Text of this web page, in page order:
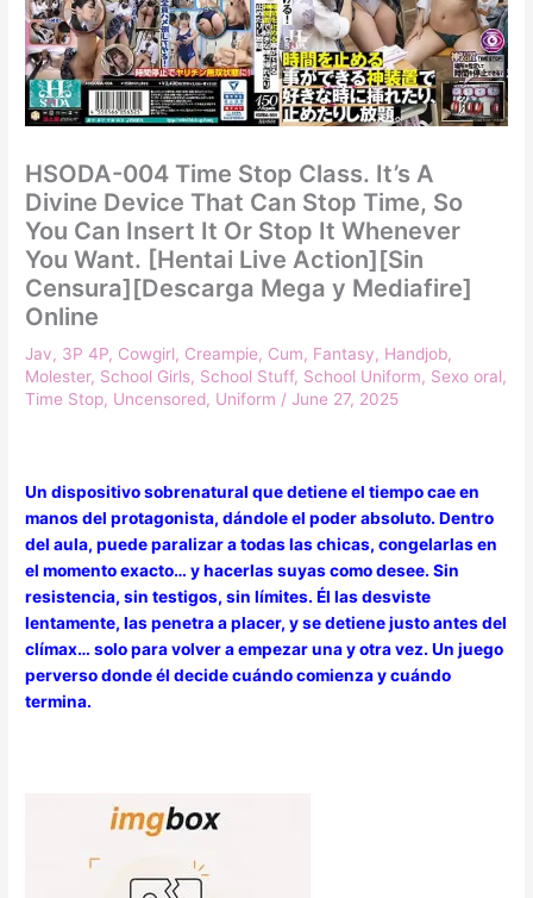
HSODA-004 Time Stop Class. It’s A
Divine Device That Can Stop Time, So
You Can Insert It Or Stop It Whenever
You Want. [Hentai Live Action][Sin
Censura][Descarga Mega y Mediafire]
Online
Jav, 3P 4P, Cowgirl, Creampie, Cum, Fantasy, Handjob,
Molester, School Girls, School Stuff, School Uniform, Sexo oral,
Time Stop, Uncensored, Uniform /June 27, 2025
Un dispositivo sobrenatural que detiene el tiempo cae en
manos del protagonista, dándole el poder absoluto. Dentro
del aula, puede paralizar a todas las chicas, congelarlas en
el momento exacto… y hacerlas suyas como desee. Sin
resistencia, sin testigos, sin límites. Él las desviste
lentamente, las penetra a placer, y se detiene justo antes del
clímax… solo para volver a empezar una y otra vez. Un juego
perverso donde él decide cuándo comienza y cuándo
termina.